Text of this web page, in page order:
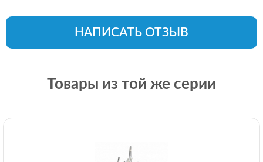
НАПИСАТЬ ОТЗЫВ
Товары из той же серии